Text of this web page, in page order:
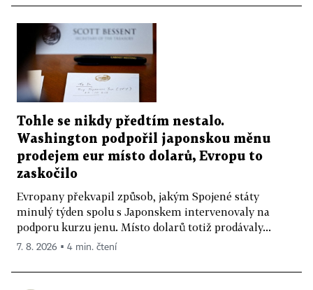
Tohle se nikdy předtím nestalo.
Washington podpořil japonskou měnu
prodejem eur místo dolarů, Evropu to
zaskočilo
Evropany překvapil způsob, jakým Spojené státy
minulý týden spolu s Japonskem intervenovaly na
podporu kurzu jenu. Místo dolarů totiž prodávaly...
7. 8. 2026 ▪ 4 min. čtení